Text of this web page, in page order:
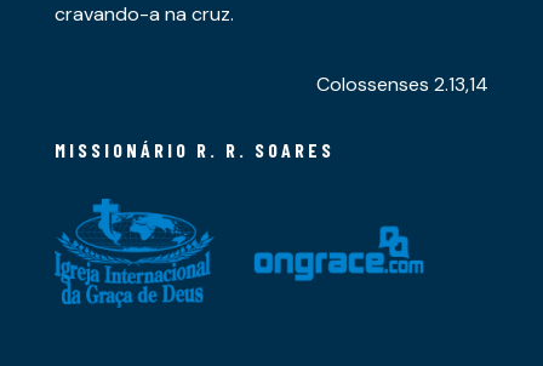
cravando-a na cruz.
Colossenses 2.13,14
MISSIONÁRIO R. R. SOARES